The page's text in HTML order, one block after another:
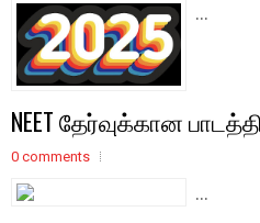
...
NEET தேர்வுக்கான
0 comments
...